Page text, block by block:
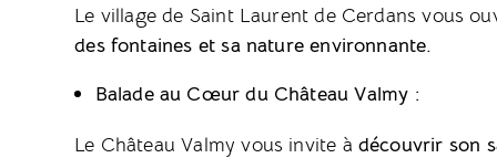
Le village de Saint Laurent de Cerdans vous
des fontaines et sa nature environnante.
Balade au Cœur du Château Valmy :
Le Château Valmy vous invite à découvrir son